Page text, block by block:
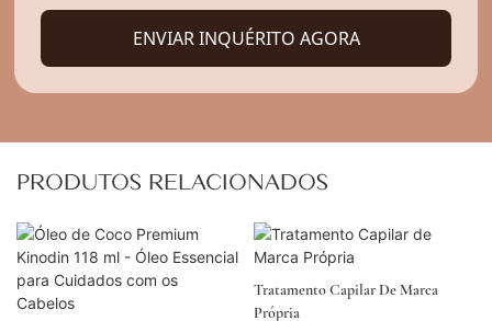
ENVIAR INQUÉRITO AGORA
PRODUTOS RELACIONADOS
Tratamento Capilar De Marca
Própria